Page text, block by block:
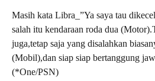
Masih kata Libra_”Ya saya tau
salah itu kendaraan roda dua
juga,tetap saja yang disalahkan
(Mobil),dan siap siap bertanggung
(*One/PSN)